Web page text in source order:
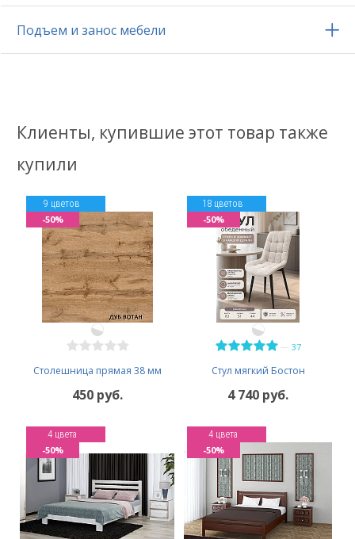
Подъем и занос мебели
Клиенты, купившие этот товар также
купили
Столешница прямая 38 мм
9 цветов
450 руб.
-50%
37
Стул мягкий Бостон
18 цветов
4 740 руб.
-50%
4 цвета
-50%
4 цвета
-50%